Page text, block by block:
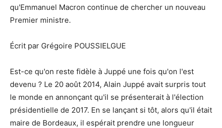
qu'Emmanuel Macron continue de chercher un nouveau
Premier ministre.
Écrit par Grégoire POUSSIELGUE
Est-ce qu'on reste fidèle à Juppé une fois qu'on l'est
devenu ? Le 20 août 2014, Alain Juppé avait surpris tout
le monde en annonçant qu'il se présenterait à l'élection
présidentielle de 2017. En se lançant si tôt, alors qu'il était
maire de Bordeaux, il espérait prendre une longueur